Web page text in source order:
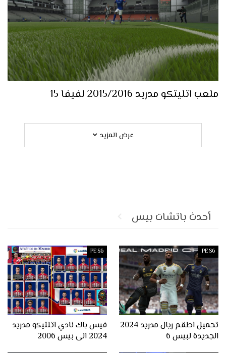
ملعب اتليتكو مدريد 2015/2016 لفيفا 15
عرض المزيد
أحدث باتشات بيس
PES6
تحميل اطقم ريال مدريد 2024
الجديدة لبيس 6
PES6
فيس باك نادي اتلتيكو مدريد
2024 الى بيس 2006